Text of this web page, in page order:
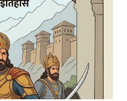
प्रकार पर्...